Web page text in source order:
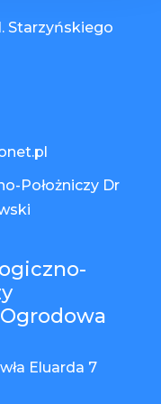
Starzyńskiego
Położniczy Dr
Eluarda 7